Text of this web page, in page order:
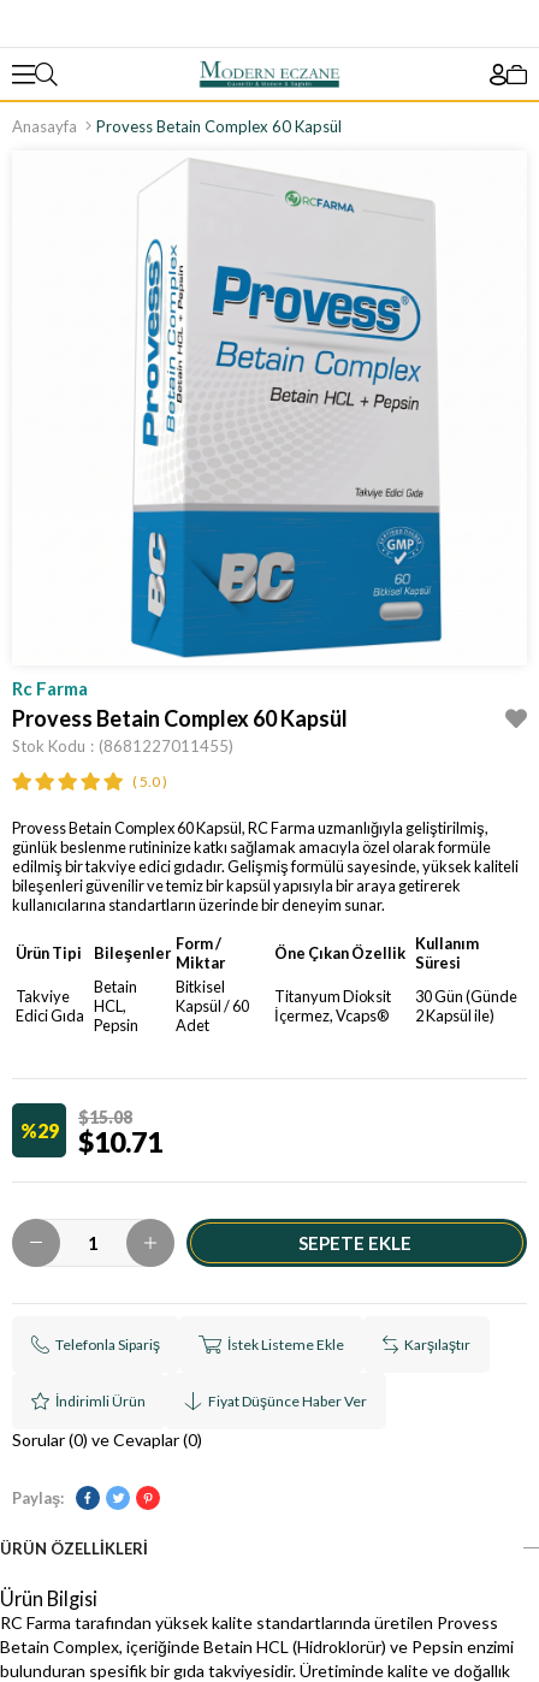
Anasayfa Provess Betain Complex 60 Kapsül
Rc Farma
Provess Betain Complex 60 Kapsül
Stok Kodu (8681227011455)
5.0
Provess Betain Complex 60 Kapsül, RC Farma uzmanlığıyla geliştirilmiş,
günlük beslenme rutininize katkı sağlamak amacıyla özel olarak formüle
edilmiş bir takviye edici gıdadır. Gelişmiş formülü sayesinde, yüksek kaliteli
bileşenleri güvenilir ve temiz bir kapsül yapısıyla bir araya getirerek
kullanıcılarına standartların üzerinde bir deneyim sunar.
Ürün Tipi Bileşenler Form /
Miktar
Öne Çıkan Özellik Kullanım
Süresi
Takviye
Edici Gıda
Betain
HCL,
Pepsin
Bitkisel
Kapsül / 60
Adet
Titanyum Dioksit
İçermez, Vcaps®
30 Gün (Günde
2 Kapsül ile)
29
$15.08
$10.71
Telefonla Sipariş İstek Listeme Ekle Karşılaştır
İndirimli Ürün Fiyat Düşünce Haber Ver
Sorular (0) ve Cevaplar (0)
Paylaş:
ÜRÜN ÖZELLIKLERI
Ürün Bilgisi
RC Farma tarafından yüksek kalite standartlarında üretilen Provess
Betain Complex, içeriğinde Betain HCL (Hidroklorür) ve Pepsin enzimi
bulunduran spesifik bir gıda takviyesidir. Üretiminde kalite ve doğallık